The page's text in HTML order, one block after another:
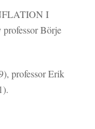
I
Börje
professor Erik